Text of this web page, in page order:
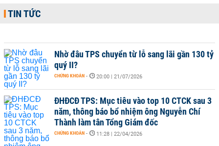
TIN TỨC
Nhờ đâu TPS chuyển từ lỗ sang lãi gần 130 tỷ
quý II?
CHỨNG KHOÁN - 20:00 | 21/07/2026
ĐHĐCĐ TPS: Mục tiêu vào top 10 CTCK sau 3
năm, thông báo bổ nhiệm ông Nguyễn Chí
Thành làm tân Tổng Giám đốc
CHỨNG KHOÁN - 11:28 | 22/04/2026